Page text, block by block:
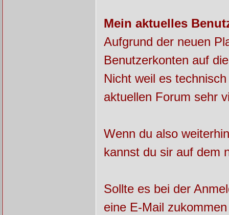
Mein aktuelles
Aufgrund der neuen
Benutzerkonten auf
Nicht weil es
aktuellen Forum sehr
Wenn du also
kannst du sir auf dem
Sollte es bei der
eine E-Mail